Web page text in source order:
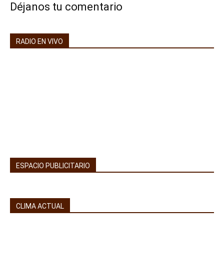
Déjanos tu comentario
RADIO EN VIVO
ESPACIO PUBLICITARIO
CLIMA ACTUAL